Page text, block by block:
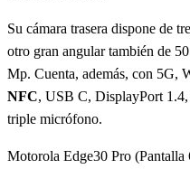
Su cámara trasera dispone de
otro gran angular también de
Mp. Cuenta, además, con 5G,
NFC, USB C, DisplayPort 1.4,
triple micrófono.
Motorola Edge30 Pro